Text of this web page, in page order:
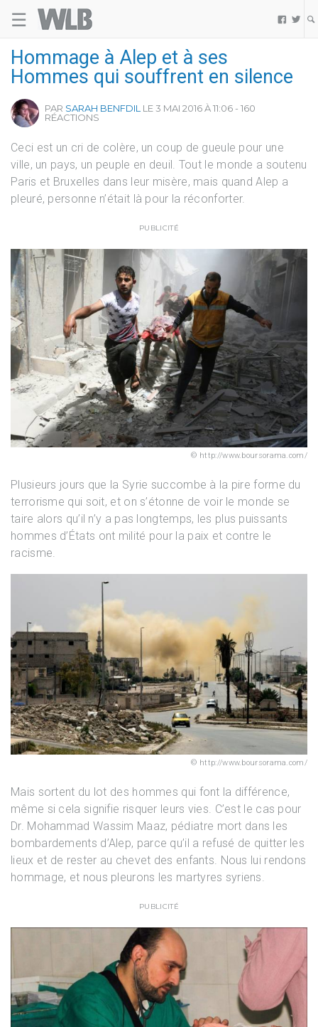
☰  
Hommage à Alep et à ses
Hommes qui souffrent en silence
PAR SARAH BENFDIL LE 3 MAI 2016 À 11:06 - 160
RÉACTIONS
Ceci est un cri de colère, un coup de gueule pour une
ville, un pays, un peuple en deuil. Tout le monde a soutenu
Paris et Bruxelles dans leur misère, mais quand Alep a
pleuré, personne n’était là pour la réconforter.
PUBLICITÉ
http://www.boursorama.com/
Plusieurs jours que la Syrie succombe à la pire forme du
terrorisme qui soit, et on s’étonne de voir le monde se
taire alors qu’il n’y a pas longtemps, les plus puissants
hommes d’États ont milité pour la paix et contre le
racisme.
http://www.boursorama.com/
Mais sortent du lot des hommes qui font la différence,
même si cela signifie risquer leurs vies. C’est le cas pour
Dr. Mohammad Wassim Maaz, pédiatre mort dans les
bombardements d’Alep, parce qu’il a refusé de quitter les
lieux et de rester au chevet des enfants. Nous lui rendons
hommage, et nous pleurons les martyres syriens.
PUBLICITÉ